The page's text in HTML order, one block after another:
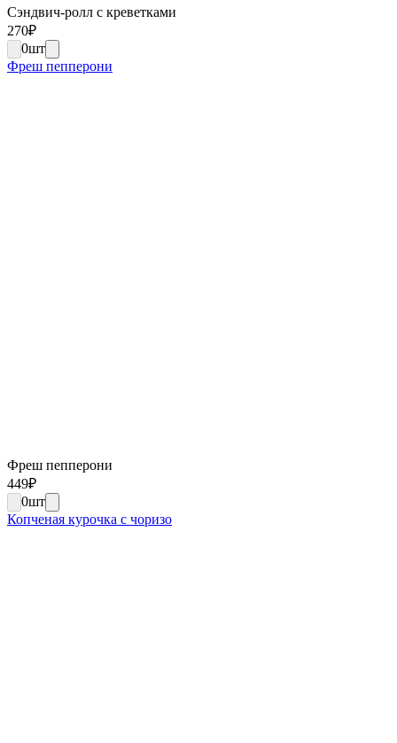
Сэндвич-ролл с креветками
270₽
0шт
Фреш пепперони
Фреш пепперони
449₽
0шт
Копченая курочка с чоризо